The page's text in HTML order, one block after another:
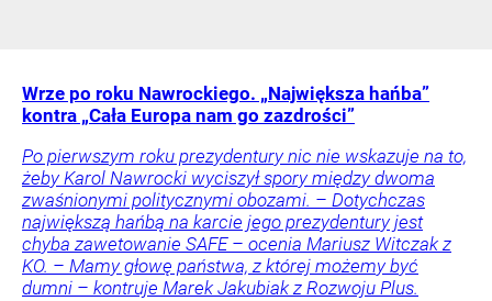
Wrze po roku Nawrockiego. „Największa hańba”
kontra „Cała Europa nam go zazdrości”
Po pierwszym roku prezydentury nic nie wskazuje na to,
żeby Karol Nawrocki wyciszył spory między dwoma
zwaśnionymi politycznymi obozami. – Dotychczas
największą hańbą na karcie jego prezydentury jest
chyba zawetowanie SAFE – ocenia Mariusz Witczak z
KO. – Mamy głowę państwa, z której możemy być
dumni – kontruje Marek Jakubiak z Rozwoju Plus.